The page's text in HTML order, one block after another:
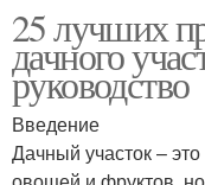
25 лучших
дачного
руководство
Введение
Дачный участок –